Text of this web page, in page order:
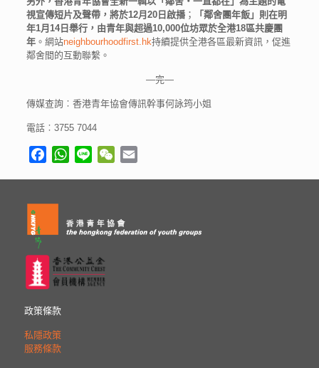
視宣傳短片及聲帶，將於12月20 日啟播 ；
「鄰舍團年飯」則在明
年1月14日舉行，由青年與超過10,000位坊眾於全港18區共慶團
年 。網站neighbourhoodfirst.hk持續提供全港各區最新資訊，促進
鄰舍間的互動聯繫。
—完—
傳媒查詢︰香港青年協會傳訊幹事何詠筠小姐
電話︰3755 7044
FacebookWhatsApp
Line WeChat
政策條款
私隱政策
服務條款